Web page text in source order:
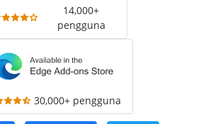
14,000+
pengguna
30,000+ pengguna